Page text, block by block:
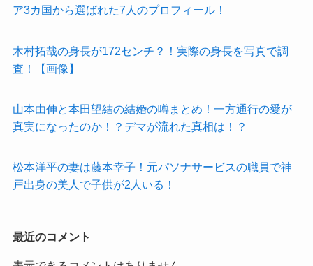
ア3カ国から選ばれた7人のプロフィール！
木村拓哉の身長が172センチ？！実際の身長を写真で調
査！【画像】
山本由伸と本田望結の結婚の噂まとめ！一方通行の愛が
真実になったのか！？デマが流れた真相は！？
松本洋平の妻は藤本幸子！元パソナサービスの職員で神
戸出身の美人で子供が2人いる！
最近のコメント